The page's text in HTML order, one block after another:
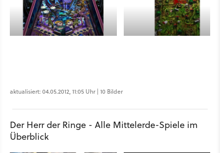
aktualisiert: 04.05.2012, 11:05 Uhr | 10 Bilder
Der Herr der Ringe - Alle Mittelerde-Spiele im
Überblick